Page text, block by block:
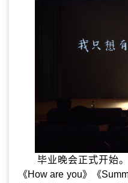
毕业晚会正式开始
《How are you》《